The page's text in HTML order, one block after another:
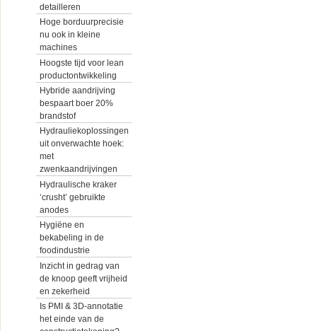
detailleren
Hoge borduurprecisie
nu ook in kleine
machines
Hoogste tijd voor lean
productontwikkeling
Hybride aandrijving
bespaart boer 20%
brandstof
Hydrauliekoplossingen
uit onverwachte hoek:
met
zwenkaandrijvingen
Hydraulische kraker
‘crusht’ gebruikte
anodes
Hygiëne en
bekabeling in de
foodindustrie
Inzicht in gedrag van
de knoop geeft vrijheid
en zekerheid
Is PMI & 3D-annotatie
het einde van de